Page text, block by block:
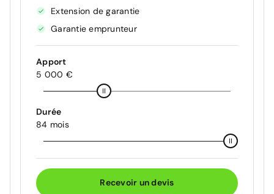
Extension de garantie
Garantie emprunteur
Apport
5 000 €
Durée
84 mois
Recevoir un devis